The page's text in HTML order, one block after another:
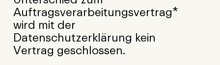
Auftragsverarbeitungsvertrag*
wird mit der
Datenschutzerklärung kein
Vertrag geschlossen.